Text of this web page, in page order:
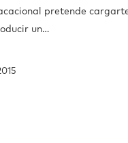
pretende
un…